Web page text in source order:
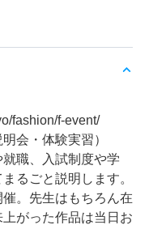
fashion/f-event/
会・体験実習）
職、入試制度や学
るごと説明します。
。先生はもちろん在
がった作品は当日お